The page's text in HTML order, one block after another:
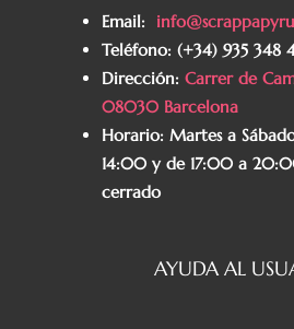
Email:
Teléfono: (+34) 935 348
Dirección: Carrer de
08030 Barcelona
Horario: Martes a
14:00 y de 17:00 a
cerrado
AYUDA AL